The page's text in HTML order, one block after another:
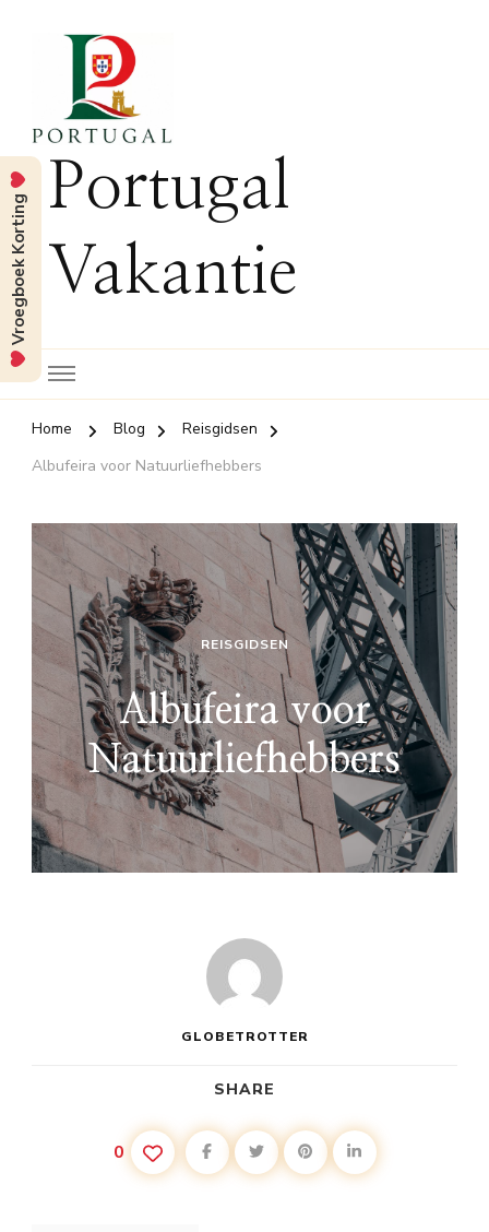
Portugal
Vakantie
Home Blog
Reisgidsen
Albufeira voor Natuurliefhebbers
REISGIDSEN
Albufeira voor
Natuurliefhebbers
GLOBETROTTER
SHARE
0
Vroegboek Korting